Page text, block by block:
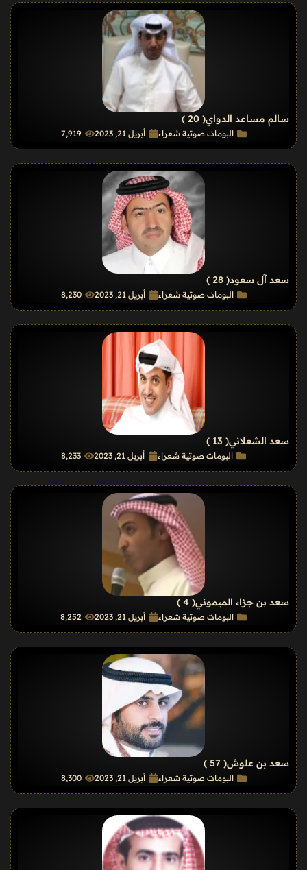
سالم مساعد الدواي( 20 )
البومات صوتية شعراء أبريل 21, 2023 7٬919
سعد آل سعود( 28 )
البومات صوتية شعراء أبريل 21, 2023 8٬230
سعد الشعلاني( 13 )
البومات صوتية شعراء أبريل 21, 2023 8٬233
سعد بن جزاء الميموني( 4 )
البومات صوتية شعراء أبريل 21, 2023 8٬252
سعد بن علوش( 57 )
البومات صوتية شعراء أبريل 21, 2023 8٬300